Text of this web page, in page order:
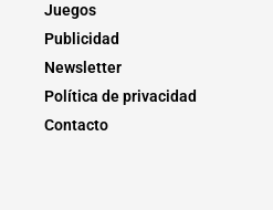
Juegos
Publicidad
Newsletter
Política de privacidad
Contacto